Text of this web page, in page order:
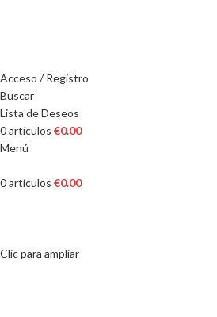
Acceso / Registro
Buscar
Lista de Deseos
0artículos €0.00
Menú
0artículos €0.00
Clic para ampliar